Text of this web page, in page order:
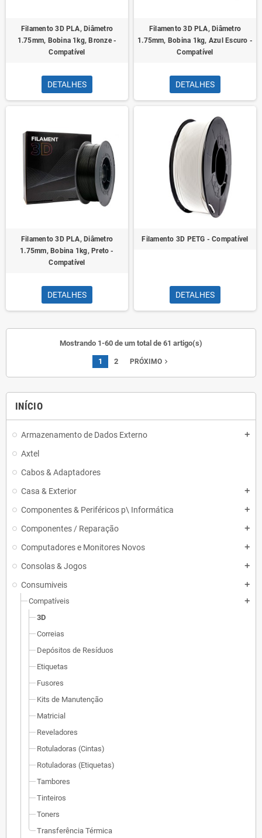
INÍCIO
Armazenamento de Dados Externo add
Axtel
Cabos & Adaptadores
Casa & Exterior
add
Componentes & Periféricos p\ Informática add
Componentes / Reparação add
Computadores e Monitores Novos add
Consolas & Jogos add
Consumiveis add
Compatíveis add
3D
Correias
Depósitos de Resíduos
Etiquetas
Fusores
Kits de Manutenção
Matricial
Reveladores
Rotuladoras (Cintas)
Rotuladoras (Etiquetas)
Tambores
Tinteiros
Toners
Transferência Térmica
Filamento 3D PLA, Diâmetro
1.75mm, Bobina 1kg, Bronze -
Compatível
DETALHES
Filamento 3D PLA, Diâmetro
1.75mm, Bobina 1kg, Azul Escuro -
Compatível
DETALHES
Filamento 3D PLA, Diâmetro
1.75mm, Bobina 1kg, Preto -
Compatível
DETALHES
Filamento 3D PETG - Compatível
DETALHES
Mostrando 1-60 de um total de 61 artigo(s)
1 2 PRÓXIMOnavigate_next